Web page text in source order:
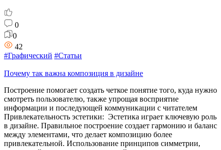
0
0
42
#Графический #Статьи
Почему так важна композиция в дизайне
Построение помогает создать четкое понятие того, куда нужно
смотреть пользователю, также упрощая восприятие
информации и последующей коммуникации с читателем
Привлекательность эстетики: Эстетика играет ключевую роль
в дизайне. Правильное построение создает гармонию и баланс
между элементами, что делает композицию более
привлекательной. Использование принципов симметрии,